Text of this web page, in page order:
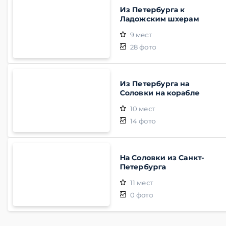
Из Петербурга к
Ладожским шхерам
9 мест
28фото
Из Петербурга на
Соловки на корабле
10 мест
14фото
На Соловки из Санкт-
Петербурга
11 мест
0фото